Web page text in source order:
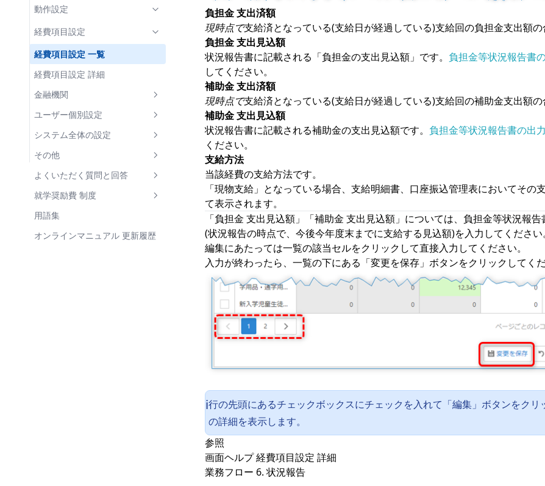
収入額・需要額調書
経費支弁段階調書
支弁区分決定通知書
支給関連 帳票
支給明細書
支給内訳一覧
個人別支給台帳
集計関連 帳票
支給状況報告書
支給実績報告書
補助簿
口座振込管理表
世帯員タブ
状況履歴タブ
支給履歴タブ
管理外支給済額タブ
状況履歴 詳細
移動先学校を選択
Excelインポート
帳票パラメータ
区分決定状況パラメータ
区分決定通知書パラメータ
支給回パラメータ
支給明細書パラメータ
児童生徒・世帯員一覧パラメー
基準日パラメータ
情報連携ログ 詳細
マイナンバー連携履歴 詳細
税情報照会
動作設定
経費項目設定
経費項目設定 一覧
経費項目設定 詳細
金融機関
金融機関 一覧
金融機関 詳細
支店 詳細
ユーザー個別設定
「レポート」タブ
「表示」タブ
「入力」タブ
システム全体の設定
全般設定
支給額計算設定
マイナンバー
マイナンバー設定
CSV設定
ユーザー
その他
ユーザー情報
初回ログオン時にパスワードを
よくいただく質問と回答
支弁区分が正しくない
支給額が正しくない
経費入力のトラブル
就学奨励費 制度
支弁区分
経費区分
用語集
オンラインマニュアル 更新履歴
負担金 支出済額
現時点で支給済となっている(支給日が経過している)支給回の負担金支出額の
負担金 支出見込額
状況報告書に記載される「負担金の支出見込額」です。 負担金等状況報告書
してください。
補助金 支出済額
現時点で支給済となっている(支給日が経過している)支給回の補助金支出額の
補助金 支出見込額
状況報告書に記載される補助金の支出見込額です。 負担金等状況報告書の出
ください。
支給方法
当該経費の支給方法です。
「現物支給」となっている場合、支給明細書、口座振込管理表においてその
て表示されます。
「負担金 支出見込額」「補助金 支出見込額」については、負担金等状況報
(状況報告の時点で、今後今年度末までに支給する見込額)を入力してください。
編集にあたっては一覧の該当セルをクリックして直接入力してください。
入力が終わったら、一覧の下にある「変更を保存」ボタンをクリックしてくだ
ℹ️行の先頭にあるチェックボックスにチェックを入れて「編集」ボタンをクリ
の詳細を表示します。
参照
画面ヘルプ経費項目設定 詳細
業務フロー 6. 状況報告